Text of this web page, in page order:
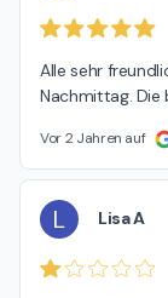
Alle sehr
Nachmittag. Die
Vor 2 Jahren auf
L Lisa A